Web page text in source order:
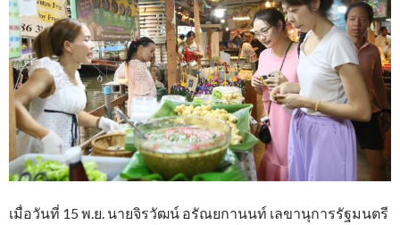
เมื่อวันที่ 15 พ.ย. นายจิรวัฒน์ อรัณยกานนท์ เลขานุการรัฐมนตรี